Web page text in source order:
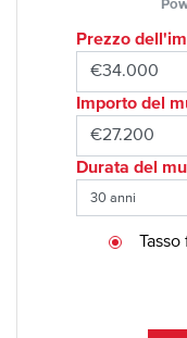
Prezzo
Importo del
Durata del
Tasso